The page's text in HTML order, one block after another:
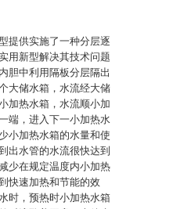
提供实施了一种分层逐
用新型解决其技术问题
胆中利用隔板分层隔出
大储水箱，水流经大储
加热水箱，水流顺小加
端，进入下一小加热水
小加热水箱的水量和使
出水管的水流很快达到
少在规定温度内小加热
快速加热和节能的效
时，预热时小加热水箱